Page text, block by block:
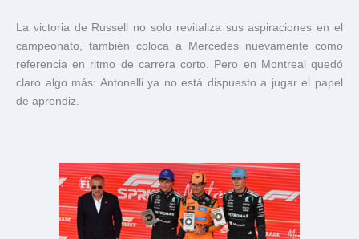
La victoria de Russell no solo revitaliza sus aspiraciones en el
campeonato, también coloca a Mercedes nuevamente como
referencia en ritmo de carrera corto. Pero en Montreal quedó
claro algo más: Antonelli ya no está dispuesto a jugar el papel
de aprendiz.